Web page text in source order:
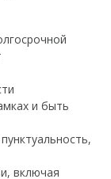
и быть
включая